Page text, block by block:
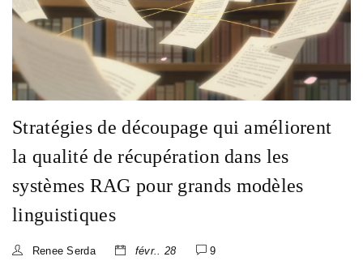
Stratégies de découpage qui améliorent
la qualité de récupération dans les
systèmes RAG pour grands modèles
linguistiques
Renee Serda févr.. 28 9